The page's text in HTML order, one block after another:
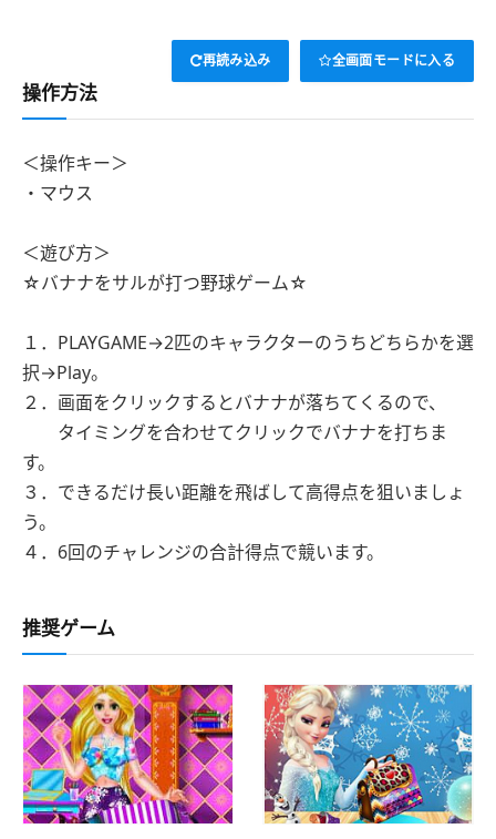
再読み込み 全画面モードに入る
操作方法
＜操作キー＞
・マウス
＜遊び方＞
☆バナナをサルが打つ野球ゲーム☆
１．PLAYGAME→2匹のキャラクターのうちどちらかを選
択→Play。
２．画面をクリックするとバナナが落ちてくるので、
タイミングを合わせてクリックでバナナを打ちま
す。
３．できるだけ長い距離を飛ばして高得点を狙いましょ
う。
４．6回のチャレンジの合計得点で競います。
推奨ゲーム